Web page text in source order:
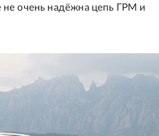
не очень надёжна цепь ГРМ и